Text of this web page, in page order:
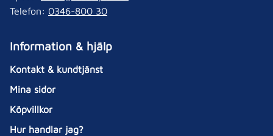
Telefon: 0346-800 30
Information & hjälp
Kontakt & kundtjänst
Mina sidor
Köpvillkor
Hur handlar jag?